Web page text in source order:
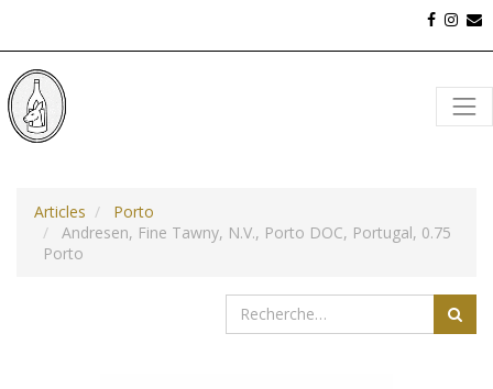
Articles
Porto
Andresen, Fine Tawny, N.V., Porto DOC, Portugal, 0.75
Porto